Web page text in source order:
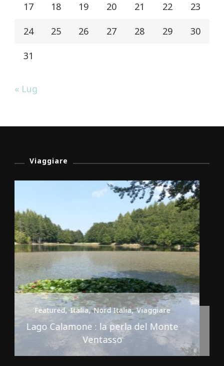
17 18 19 20 21 22 23
24 25 26 27 28 29 30
31
« Lug
Viaggiare
Featured Italia Nord Italia Viaggiare
Premilcuore e le sue cascate spettacolari